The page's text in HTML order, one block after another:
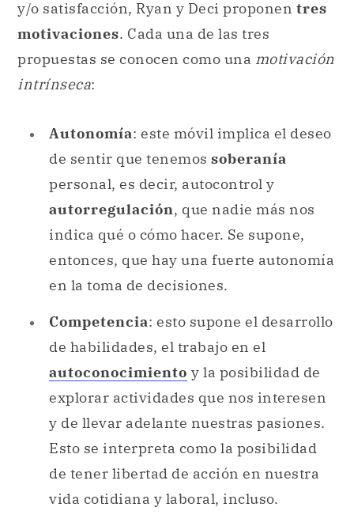
Autonomía: este móvil implica el deseo
de sentir que tenemossoberanía
personal, es decir, autocontrol y
indica qué o cómo hacer. Se supone,
entonces, que hay una fuerte autonomía
en la toma de decisiones.
Competencia : esto supone el desarrollo
de habilidades, el trabajo en el
autoconocimiento
y de llevar adelante nuestras pasiones.
Esto se interpreta como la posibilidad
de tener libertad de acción en nuestra
vida cotidiana y laboral, incluso.
Relación
: este punto, también
entendido como una motivación de
conexión, nos habla de la necesidad de